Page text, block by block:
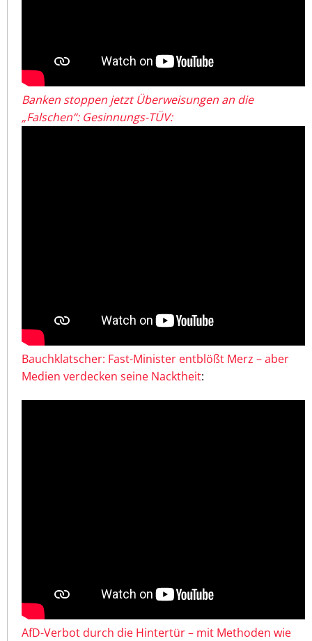
Banken stoppen jetzt Überweisungen an die
„Falschen“: Gesinnungs-TÜV:
Bauchklatscher: Fast-Minister entblößt Merz – aber
Medien verdecken seine Nacktheit:
AfD-Verbot durch die Hintertür – mit Methoden wie